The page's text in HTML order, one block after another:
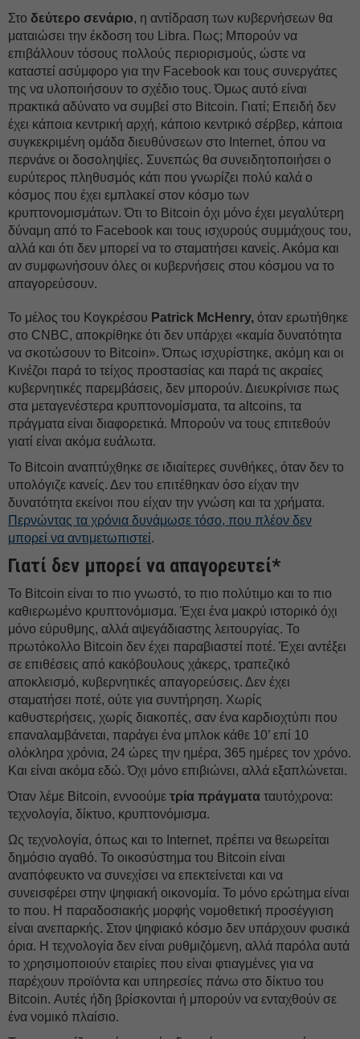
Στο δεύτερο σενάριο, η αντίδραση των κυβερνήσεων θα
ματαιώσει την έκδοση του Libra. Πως; Μπορούν να
επιβάλλουν τόσους πολλούς περιορισμούς, ώστε να
καταστεί ασύμφορο για την Facebook και τους συνεργάτες
της να υλοποιήσουν το σχέδιο τους. Όμως αυτό είναι
πρακτικά αδύνατο να συμβεί στο Bitcoin. Γιατί; Επειδή δεν
έχει κάποια κεντρική αρχή, κάποιο κεντρικό σέρβερ, κάποια
συγκεκριμένη ομάδα διευθύνσεων στο Internet, όπου να
περνάνε οι δοσοληψίες. Συνεπώς θα συνειδητοποιήσει ο
ευρύτερος πληθυσμός κάτι που γνωρίζει πολύ καλά ο
κόσμος που έχει εμπλακεί στον κόσμο των
κρυπτονομισμάτων. Ότι το Bitcoin όχι μόνο έχει μεγαλύτερη
δύναμη από το Facebook και τους ισχυρούς συμμάχους του,
αλλά και ότι δεν μπορεί να το σταματήσει κανείς. Ακόμα και
αν συμφωνήσουν όλες οι κυβερνήσεις στου κόσμου να το
απαγορεύσουν.
Το μέλος του Κογκρέσου Patrick McHenry, όταν ερωτήθηκε
στο CNBC, αποκρίθηκε ότι δεν υπάρχει «καμία δυνατότητα
να σκοτώσουν το Bitcoin». Όπως ισχυρίστηκε, ακόμη και οι
Κινέζοι παρά το τείχος προστασίας και παρά τις ακραίες
κυβερνητικές παρεμβάσεις, δεν μπορούν. Διευκρίνισε πως
στα μεταγενέστερα κρυπτονομίσματα, τα altcoins, τα
πράγματα είναι διαφορετικά. Μπορούν να τους επιτεθούν
γιατί είναι ακόμα ευάλωτα.
Το Bitcoin αναπτύχθηκε σε ιδιαίτερες συνθήκες, όταν δεν το
υπολόγιζε κανείς. Δεν του επιτέθηκαν όσο είχαν την
δυνατότητα εκείνοι που είχαν την γνώση και τα χρήματα.
Περνώντας τα χρόνια δυνάμωσε τόσο, που πλέον δεν
μπορεί να αντιμετωπιστεί.
Γιατί δεν μπορεί να απαγορευτεί*
Το Bitcoin είναι το πιο γνωστό, το πιο πολύτιμο και το πιο
καθιερωμένο κρυπτονόμισμα. Έχει ένα μακρύ ιστορικό όχι
μόνο εύρυθμης, αλλά αψεγάδιαστης λειτουργίας. Το
πρωτόκολλο Bitcoin δεν έχει παραβιαστεί ποτέ. Έχει αντέξει
σε επιθέσεις από κακόβουλους χάκερς, τραπεζικό
αποκλεισμό, κυβερνητικές απαγορεύσεις. Δεν έχει
σταματήσει ποτέ, ούτε για συντήρηση. Χωρίς
καθυστερήσεις, χωρίς διακοπές, σαν ένα καρδιοχτύπι που
επαναλαμβάνεται, παράγει ένα μπλοκ κάθε 10’ επί 10
ολόκληρα χρόνια, 24 ώρες την ημέρα, 365 ημέρες τον χρόνο.
Και είναι ακόμα εδώ. Όχι μόνο επιβιώνει, αλλά εξαπλώνεται.
Όταν λέμε Bitcoin, εννοούμε τρία πράγματα ταυτόχρονα:
τεχνολογία, δίκτυο, κρυπτονόμισμα.
Ως τεχνολογία, όπως και το Internet, πρέπει να θεωρείται
δημόσιο αγαθό. Το οικοσύστημα του Bitcoin είναι
αναπόφευκτο να συνεχίσει να επεκτείνεται και να
συνεισφέρει στην ψηφιακή οικονομία. Το μόνο ερώτημα είναι
το που. Η παραδοσιακής μορφής νομοθετική προσέγγιση
είναι ανεπαρκής. Στον ψηφιακό κόσμο δεν υπάρχουν φυσικά
όρια. Η τεχνολογία δεν είναι ρυθμιζόμενη, αλλά παρόλα αυτά
το χρησιμοποιούν εταιρίες που είναι φτιαγμένες για να
παρέχουν προϊόντα και υπηρεσίες πάνω στο δίκτυο του
Bitcoin. Αυτές ήδη βρίσκονται ή μπορούν να ενταχθούν σε
ένα νομικό πλαίσιο.